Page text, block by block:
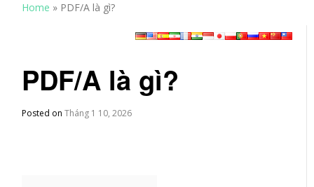
Home » PDF/A là gì?
PDF/A là gì?
Posted onTháng 1 10, 2026